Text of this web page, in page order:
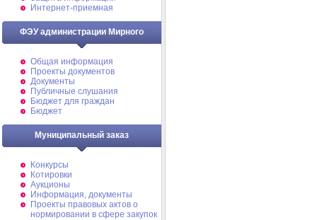
Интернет-приемная
ФЭУ администрации Мирного
Общая информация
Проекты документов
Документы
Публичные слушания
Бюджет для граждан
Бюджет
Муниципальный заказ
Конкурсы
Котировки
Аукционы
Информация, документы
Проекты правовых актов о
нормировании в сфере закупок